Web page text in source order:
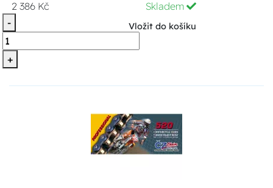
2 386 Kč
Skladem
-
+
Vložit do košíku